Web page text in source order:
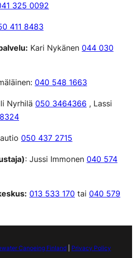
325 0092
411 8483
Kari Nykänen 044 030
040 548 1663
Nyrhilä 050 3464366 , Lassi
050 437 2715
: Jussi Immonen 040 574
013 533 170 tai 040 579
Canoeing Finland Privacy Policy